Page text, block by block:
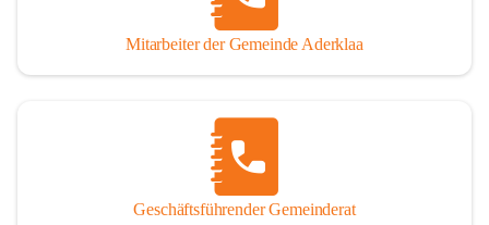
Mitarbeiter der Gemeinde Aderklaa
Geschäftsführender Gemeinderat